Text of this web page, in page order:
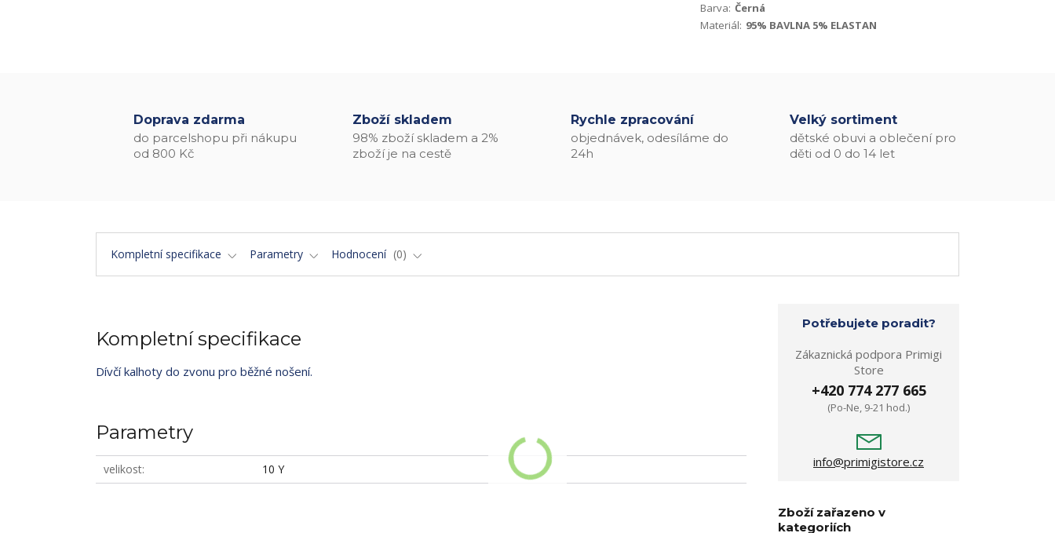
Barva: Černá
Materiál: 95% BAVLNA 5% ELASTAN
Doprava zdarma
do parcelshopu při nákupu
od 800 Kč
Zboží skladem
98% zboží skladem a 2%
zboží je na cestě
Rychle zpracování
objednávek, odesíláme do
24h
Velký sortiment
dětské obuvi a oblečení pro
děti od 0 do 14 let
Kompletní specifikace Parametry Hodnocení 0
Kompletní specifikace
Dívčí kalhoty do zvonu pro běžné nošení.
Parametry
velikost 10 Y
Potřebujete poradit?
Zákaznická podpora Primigi
Store
+420 774 277 665
(Po-Ne, 9-21 hod.)
info@primigistore.cz
Zboží zařazeno v
kategoriích